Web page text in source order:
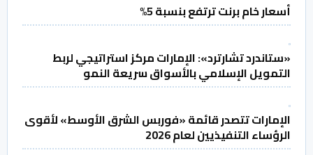
أسعار خام برنت ترتفع بنسبة 5%
«ستاندرد تشارترد»: الإمارات مركز استراتيجي لربط
التمويل الإسلامي بالأسواق سريعة النمو
الإمارات تتصدر قائمة «فوربس الشرق الأوسط» لأقوى
الرؤساء التنفيذيين لعام 2026